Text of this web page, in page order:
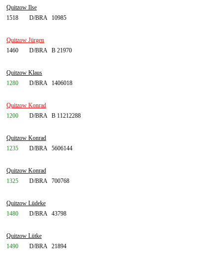
Quitzow Ilse
1518
D/BRA 10985
Quitzow Jürgen
1460
D/BRA B 21970
Quitzow Klaus
1280
D/BRA 1406018
Quitzow Konrad
1200
D/BRA B 11212288
Quitzow Konrad
1235
D/BRA 5606144
Quitzow Konrad
1325
D/BRA 700768
Quitzow Lüdeke
1480
D/BRA 43798
Quitzow Lütke
1490
D/BRA 21894